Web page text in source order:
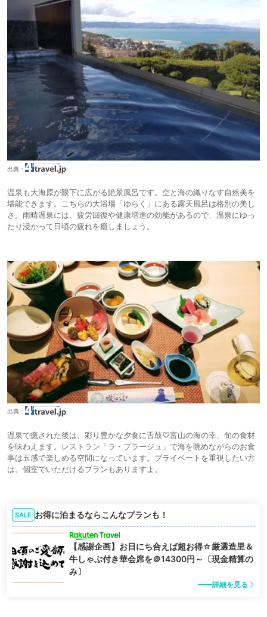
出典：
温泉も大海原が眼下に広がる絶景風呂です。空と海の織りなす自然美を
堪能できます。こちらの大浴場「ゆらく」にある露天風呂は格別の美し
さ。雨晴温泉には、疲労回復や健康増進の効能があるので、温泉にゆっ
たり浸かって日頃の疲れを癒しましょう。
出典：
温泉で癒された後は、彩り豊かな夕食に舌鼓♡富山の海の幸、旬の食材
を味わえます。レストラン「ラ・プラージュ」で海を眺めながらのお食
事は五感で楽しめる空間になっています。プライベートを重視したい方
は、個室でいただけるプランもありますよ。
SALE お得に泊まるならこんなプランも！
【感謝企画】お日にち合えば超お得☆厳選造里＆
牛しゃぶ付き華会席を＠14300円～〔現金精算の
み〕
詳細を見る